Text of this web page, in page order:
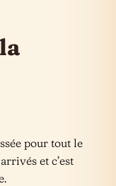
pour tout le
et c’est